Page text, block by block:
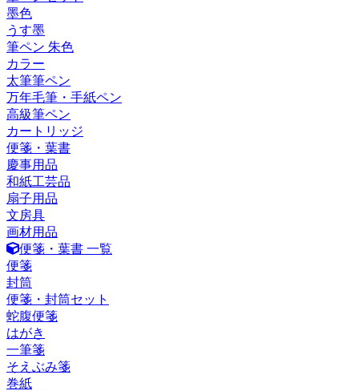
墨色
うす墨
筆ペン 朱色
カラー
太筆筆ペン
万年毛筆・手紙ペン
高級筆ペン
カートリッジ
便箋・葉書
慶事用品
和紙工芸品
扇子用品
文房具
画材用品
便箋・葉書 一覧
便箋
封筒
便箋・封筒セット
蛇腹便箋
はがき
一筆箋
そえぶみ箋
巻紙